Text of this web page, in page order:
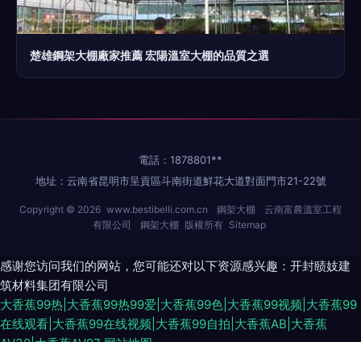
楚雄鋼架大棚廠家推薦 宏陽溫室大棚的品質之選
電話：1878801**
地址：云南省昆明市呈貢區斗南街道鮮花大道對面門市21-22號
Copyright © 2026 www.bestibelli.com.cn 鋼架大棚
云南富農溫室工程
有限公司
鋼架大棚 版權所有 Sitemap
感谢您访问我们的网站，您可能还对以下资源感兴趣：开封赜妓建
筑材料集团有限公司
大香蕉99热|大香蕉99热99爱|大香蕉99色|大香蕉99视频|大香蕉99
在线观看|大香蕉99在线视频|大香蕉99自拍|大香蕉AB|大香蕉